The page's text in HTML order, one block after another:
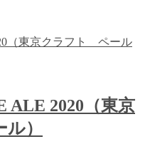
ALE 2020（東京
）